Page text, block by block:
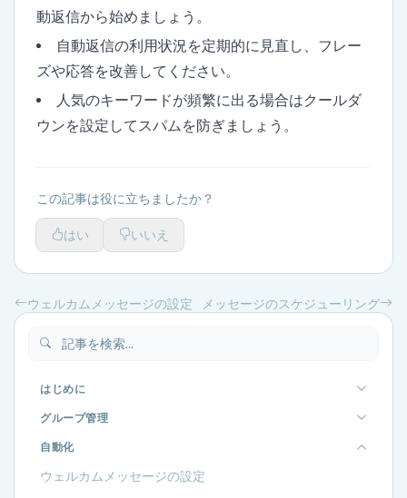
動返信から始めましょう。
自動返信の利用状況を定期的に見直し、フレー
ズや応答を改善してください。
人気のキーワードが頻繁に出る場合はクールダ
ウンを設定してスパムを防ぎましょう。
この記事は役に立ちましたか？
はい いいえ
ウェルカムメッセージの設定 メッセージのスケジューリング
はじめに
グループ管理
自動化
ウェルカムメッセージの設定